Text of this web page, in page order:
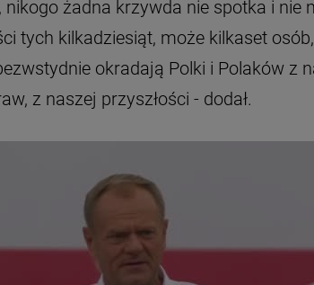
żadna krzywda nie spotka i nie
tych kilkadziesiąt, może kilkaset
okradają Polki i Polaków z
z naszej przyszłości - dodał.